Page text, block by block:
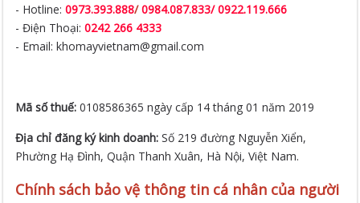
- Hotline:0973.393.888/ 0984.087.833/ 0922.119.666
- Điện Thoại:0242 266 4333
- Email: khomayvietnam@gmail.com
Mã số thuế:0108586365 ngày cấp 14 tháng 01 năm 2019
Địa chỉ đăng ký kinh doanh:Số 219 đường Nguyễn Xiển,
Phường Hạ Đình, Quận Thanh Xuân, Hà Nội, Việt Nam.
Chính sách bảo vệ thông tin cá nhân của người